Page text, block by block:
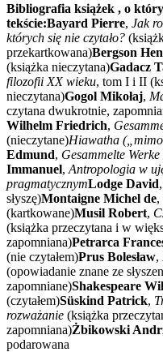
Bibliografia książek , o
tekście:Bayard Pierre, Jak
których się nie czytało?
przekartkowana)Bergson
(książka nieczytana)Gadacz
filozofii XX wieku, tom I i II
nieczytana)Gogol Mikołaj,
czytana dwukrotnie,
Wilhelm Friedrich,
(nieczytane)Hiawatha
Edmund, Gesammelte Werke
Immanuel, Antropologia w
pragmatycznymLodge David,
słyszę)Montaigne Michel de,
(kartkowane)Musil Robert,
(książka przeczytana i w
zapomniana)Petrarca
(nie czytałem)Prus Bolesław,
(opowiadanie znane ze
zapomniane)Shakespeare
(czytałem)Süskind Patrick,
rozważanie (książka
zapomniana)Żbikowski
podarowana